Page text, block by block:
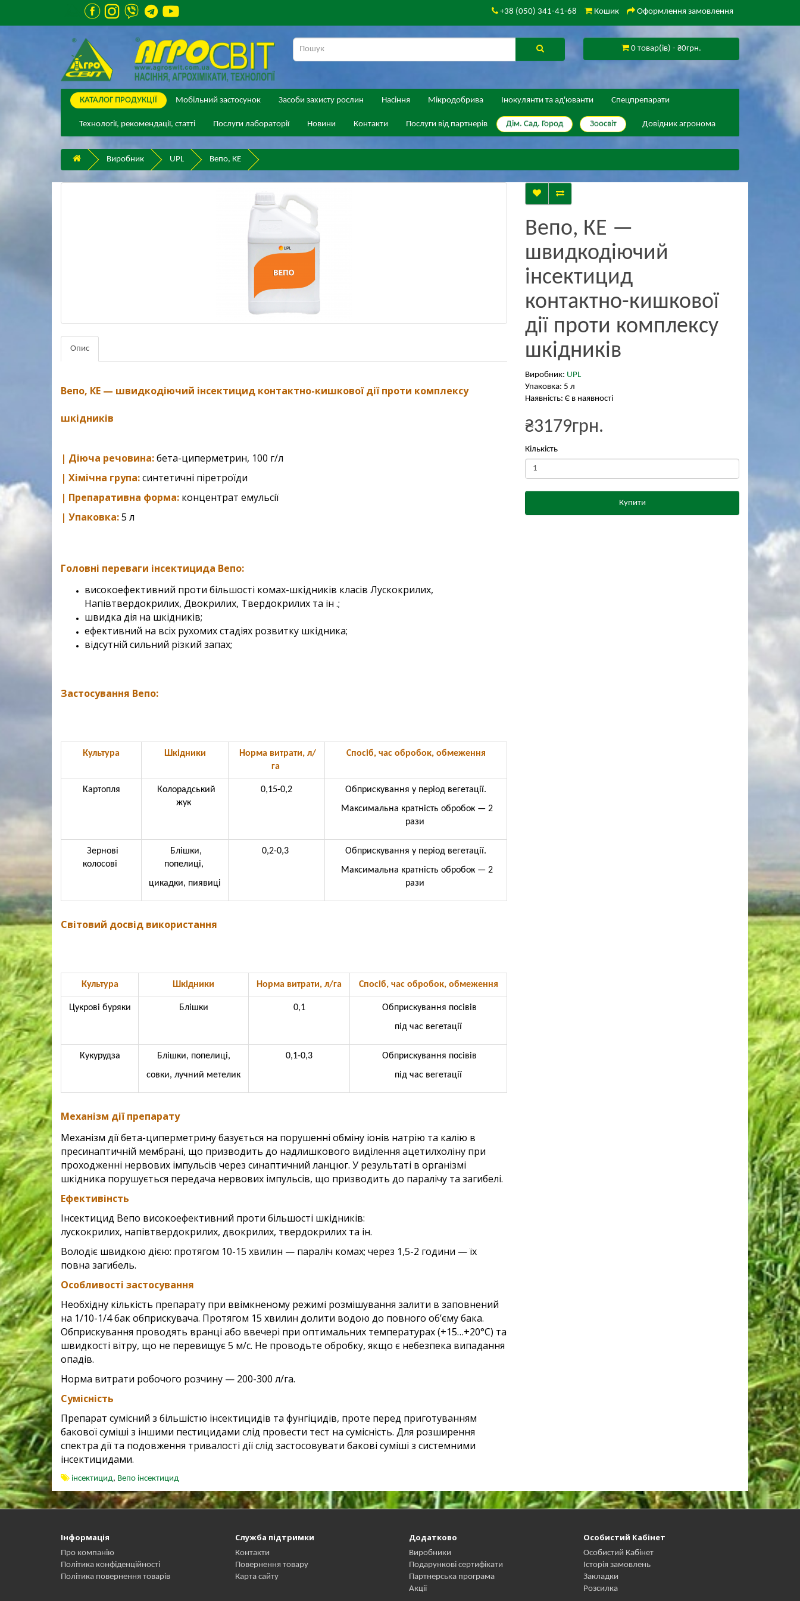
+38 (050) 341-41-68 Кошик Оформлення замовлення
0 товар(ів) - ₴0грн.
КАТАЛОГ ПPОДУКЦІЇ Мобільний застосунок Засоби захисту рослин Насіння Мікродобрива Інокулянти та ад'юванти Спецпрепарати
Технології, рекомендації, статті Послуги лабораторії Новини Контакти Послуги від партнерів Дім. Сад. Город Зоосвіт Довідник агронома
Виробник UPL Вепо, КЕ
Опис
Вепо, КЕ — швидкодiючий iнсектицид контактно-кишкової дiї проти комплексу
шкiдникiв
| Діюча речовина:бета-циперметрин, 100 г/л
| Хімічна група:синтетичні піретроїди
| Препаративна форма: концентрат емульсії
| Упаковка:5 л
Головні переваги інсектицида Вепо:
високоефективний проти бiльшостi комах-шкiдникiв класiв Лускокрилих,
Напiвтвердокрилих, Двокрилих, Твердокрилих та iн .;
швидка дiя на шкiдників;
ефективний на всiх рухомих стадiях розвитку шкiдника;
вiдсутнiй сильний рiзкий запах;
Застосування Вепо:
Культура Шкідники
Норма витрати, л/
га
Спосіб, час обробок, обмеження
Картопля
Колорадський
жук
0,15-0,2
Обприскування у період вегетації.
Максимальна кратність обробок — 2
рази
Зернові
колосові
Блішки,
попелиці,
цикадки, пиявиці
0,2-0,3
Обприскування у період вегетації.
Максимальна кратність обробок — 2
рази
Світовий досвід використання
Культура Шкідники Норма витрати, л/га Спосіб, час обробок, обмеження
Цукрові буряки Блішки 0,1
Обприскування посівів
під час вегетації
Кукурудза
Блішки, попелиці,
совки, лучний метелик
0,1-0,3
Обприскування посівів
під час вегетації
Механізм дії препарату
Механiзм дiї бета-циперметрину базується на порушеннi обмiну iонiв натрiю та калiю в
пресинаптичнiй мембранi, що призводить до надлишкового видiлення ацетилхолiну при
проходженнi нервових iмпульсiв через синаптичний ланцюг. У результатi в органiзмi
шкiдника порушується передача нервових iмпульсiв, що призводить до паралiчу та загибелi.
Ефективінсть
Iнсектицид Вепо високоефективний проти бiльшостi шкiдникiв:
лускокрилих, напiвтвердокрилих, двокрилих, твердокрилих та iн.
Володiє швидкою дiєю: протягом 10-15 хвилин — паралiч комах; через 1,5-2 години — їх
повна загибель.
Особливості застосування
Необхiдну кiлькiсть препарату при ввiмкненому режимi розмiшування залити в заповнений
на 1/10-1/4 бак обприскувача. Протягом 15 хвилин долити водою до повного об’єму бака.
Обприскування проводять вранцi або ввечерi при оптимальних температурах (+15…+20°С) та
швидкостi вiтру, що не перевищує5 м/с. Не проводьте обробку, якщо є небезпека випадання
опадiв.
Норма витрати робочого розчину — 200-300 л/га.
Сумісність
Препарат сумiсний з бiльшiстю iнсектицидiв та фунгiцидiв, проте перед приготуванням
бакової сумiшi з iншими пестицидами слiд провести тест на сумiснiсть. Для розширення
спектра дiї та подовження тривалостi дiї слiд застосовувати баковi сумiшi з системними
iнсектицидами.
Вепо, КЕ —
швидкодiючий
iнсектицид
контактно-кишкової
дiї проти комплексу
шкiдникiв
Виробник: UPL
Упаковка: 5 л
Наявність: Є в наявності
₴3179грн.
Кількість
Купити
інсектицид, Вепо інсектицид
Інформація
Про компанію
Політика конфіденційності
Політика повернення товарів
Служба підтримки
Контакти
Повернення товару
Карта сайту
Додатково
Виробники
Подарункові сертифікати
Партнерська програма
Акції
Особистий Кабінет
Особистий Кабінет
Історія замовлень
Закладки
Розсилка